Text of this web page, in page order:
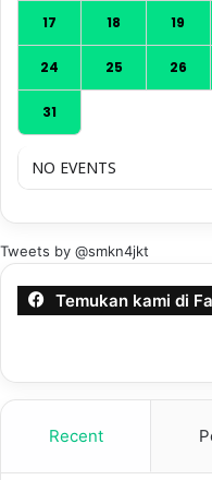
17 18 19
24 25 26
31
NO EVENTS
Tweets by @smkn4jkt
Temukan kami di
Recent